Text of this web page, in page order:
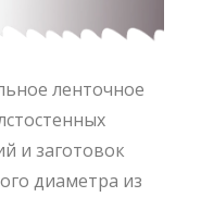
ленточное
и заготовок
диаметра из